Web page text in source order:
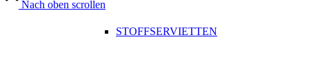
STOFFSERVIETTEN
Nach oben scrollen